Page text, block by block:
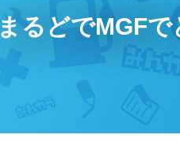
まるどでMGF